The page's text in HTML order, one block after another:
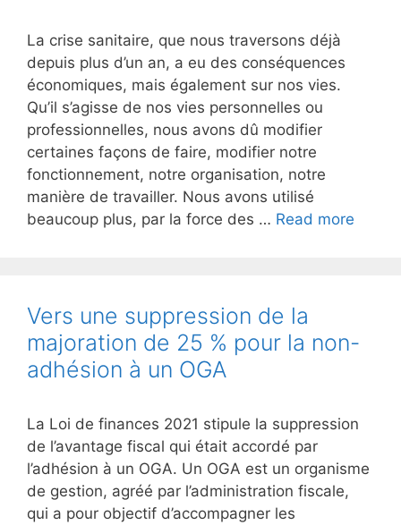
La crise sanitaire, que nous traversons déjà
depuis plus d’un an, a eu des conséquences
économiques, mais également sur nos vies.
Qu’il s’agisse de nos vies personnelles ou
professionnelles, nous avons dû modifier
certaines façons de faire, modifier notre
fonctionnement, notre organisation, notre
manière de travailler. Nous avons utilisé
beaucoup plus, par la force des … Read more
Vers une suppression de la
majoration de 25 % pour la non-
adhésion à un OGA
La Loi de finances 2021 stipule la suppression
de l’avantage fiscal qui était accordé par
l’adhésion à un OGA. Un OGA est un organisme
de gestion, agréé par l’administration fiscale,
qui a pour objectif d’accompagner les